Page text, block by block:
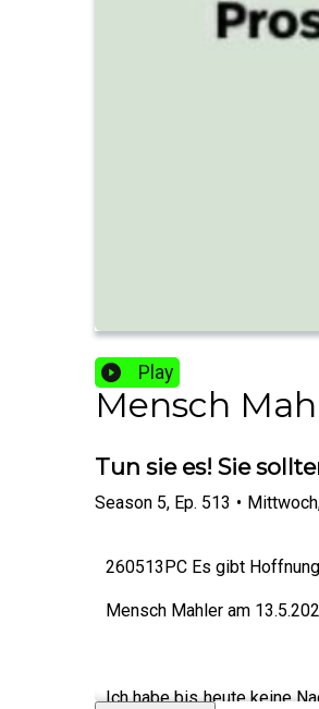
Play
Mensch
Tun sie es! Sie
Season 5, Ep. 513 •
260513PC Es gibt
Mensch Mahler am
Ich habe bis heute keine